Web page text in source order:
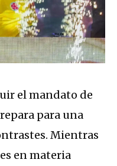
el mandato de
para una
Mientras
en materia